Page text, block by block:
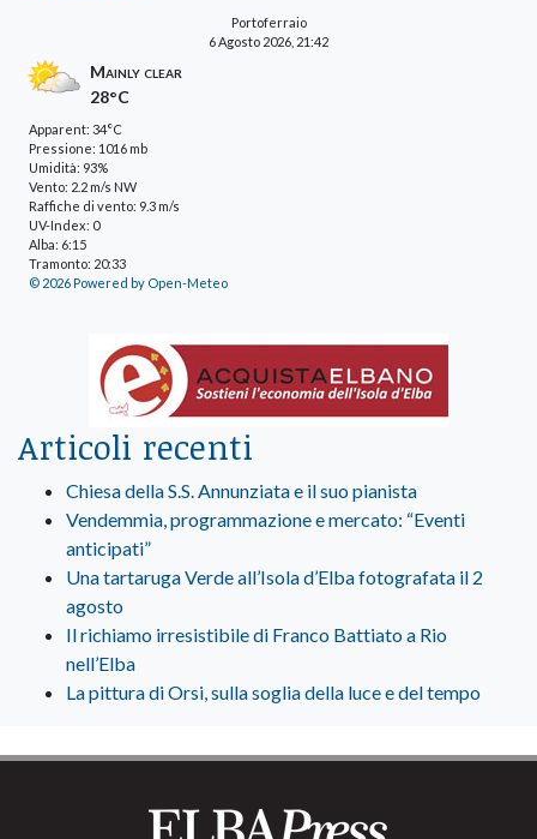
Portoferraio
6 Agosto 2026, 21:42
Mainly clear
28°C
Apparent: 34°C
Pressione: 1016 mb
Umidità: 93%
Vento: 2.2 m/s NW
Raffiche di vento: 9.3 m/s
UV-Index: 0
Alba: 6:15
Tramonto: 20:33
© 2026 Powered by Open-Meteo
Articoli recenti
Chiesa della S.S. Annunziata e il suo pianista
Vendemmia, programmazione e mercato: “Eventi
anticipati”
Una tartaruga Verde all’Isola d’Elba fotografata il 2
agosto
Il richiamo irresistibile di Franco Battiato a Rio
nell’Elba
La pittura di Orsi, sulla soglia della luce e del tempo